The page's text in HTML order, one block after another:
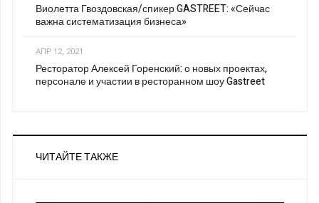
Виолетта Гвоздовская/спикер GASTREET: «Сейчас
важна систематизация бизнеса»
АПР 12, 2021
Ресторатор Алексей Горенский: о новых проектах,
персонале и участии в ресторанном шоу Gastreet
ЧИТАЙТЕ ТАКЖЕ